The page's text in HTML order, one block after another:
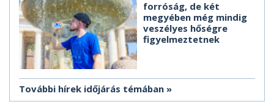
forróság, de két
megyében még mindig
veszélyes hőségre
figyelmeztetnek
További hírek időjárás témában